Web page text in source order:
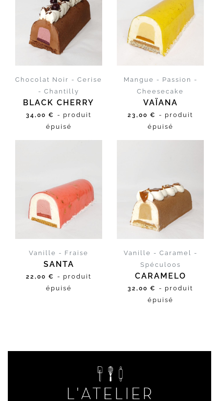
D'INFOS
Chocolat Noir - Cerise
- Chantilly
BLACK CHERRY
34,00 €
- produit
épuisé
D'INFOS
Mangue - Passion -
Cheesecake
VAÏANA
23,00 €
- produit
épuisé
D'INFOS
Vanille - Fraise
SANTA
22,00 €
- produit
épuisé
D'INFOS
Vanille - Caramel -
Spéculoos
CARAMELO
32,00 €
- produit
épuisé